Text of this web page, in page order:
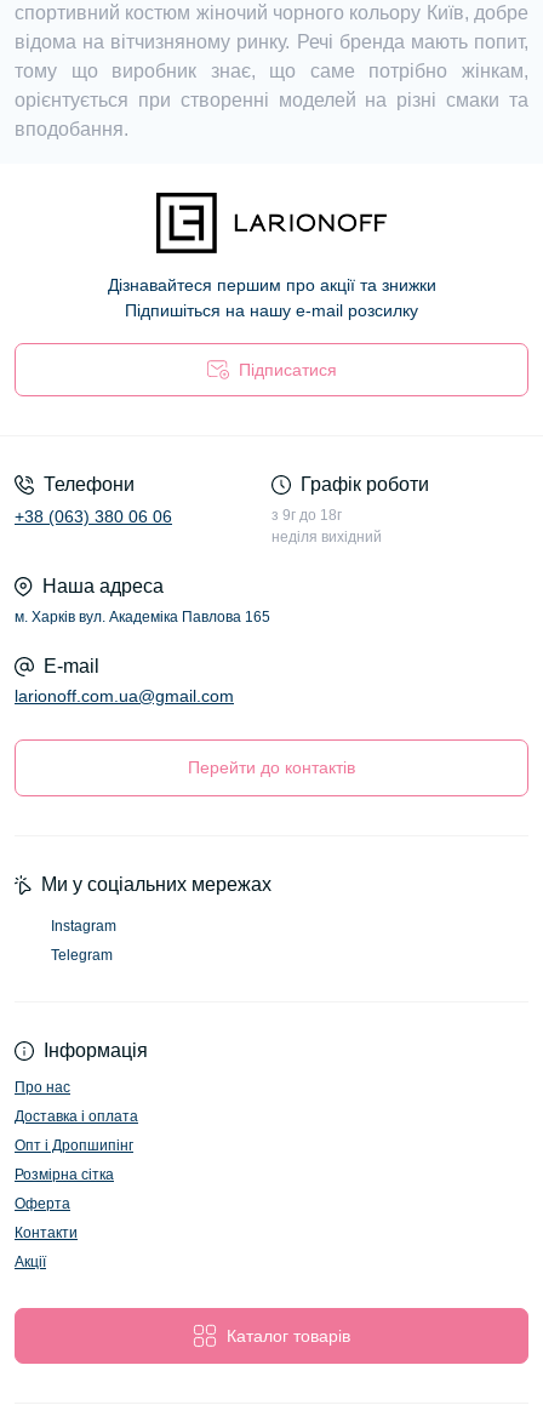
спортивний костюм жіночий чорного кольору Київ, добре
відома на вітчизняному ринку. Речі бренда мають попит,
тому що виробник знає, що саме потрібно жінкам,
орієнтується при створенні моделей на різні смаки та
вподобання.
Дізнавайтеся першим про акції та знижки
Підпишіться на нашу e-mail розсилку
Підписатися
Телефони
+38 (063) 380 06 06
Графік роботи
з 9г до 18г
неділя вихідний
Наша адреса
м. Харків вул. Академіка Павлова 165
E-mail
larionoff.com.ua@gmail.com
Перейти до контактів
Інформація
Про нас
Доставка і оплата
Опт і Дропшипінг
Розмірна сітка
Оферта
Контакти
Акції
Каталог товарів
Ми у соціальних мережах
Instagram
Telegram